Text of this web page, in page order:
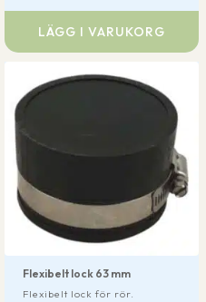
LÄGG I VARUKORG
Flexibelt lock 63 mm
Flexibelt lock för rör.